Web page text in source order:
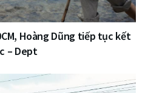
Hoàng Dũng tiếp tục kết
– Dept